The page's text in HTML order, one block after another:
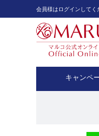
会員様はログインしてく
キャンペ